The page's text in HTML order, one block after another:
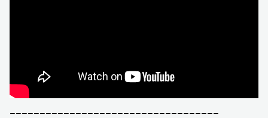
___________________________________